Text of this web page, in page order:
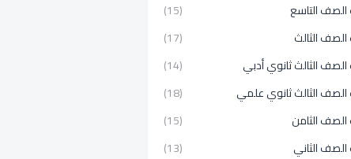
التاسع
(15)
الثالث
(17)
الثالث ثانوي أدبي
(14)
الثالث ثانوي علمي
(18)
الثامن
(15)
الثاني
(13)